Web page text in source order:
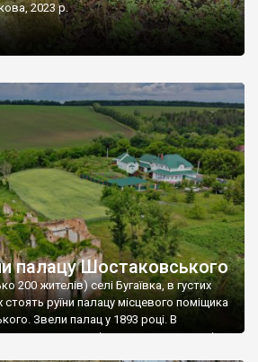
2023 р.
палацу Шостаковського
200 жителів) селі Бугаївка, в густих
руїни палацу місцевого поміщика
Звели палац у 1893 році. В
спочатку містилася школа, потім